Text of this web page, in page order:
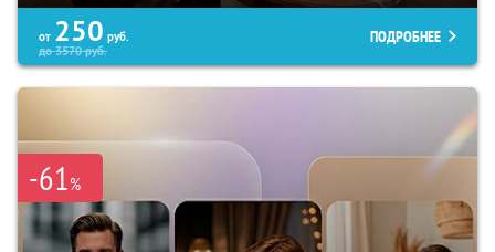
от 250 руб.
до3570руб.
ПОДРОБНЕЕ
-61%